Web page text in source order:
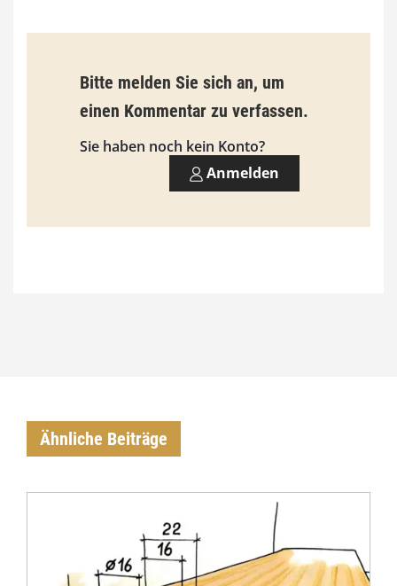
9
3
0
0
Bitte melden Sie sich an, um
einen Kommentar zu verfassen.
Sie haben noch kein Konto?
Anmelden
Ähnliche Beiträge